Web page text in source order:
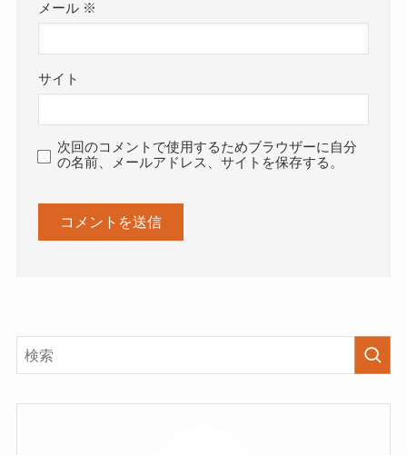
メール ※
サイト
次回のコメントで使用するためブラウザーに自分
の名前、メールアドレス、サイトを保存する。